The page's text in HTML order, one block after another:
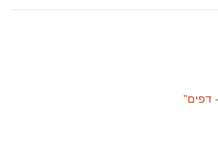
דפים"